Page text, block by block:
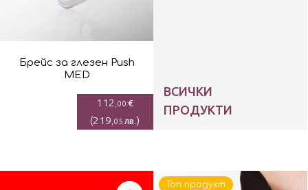
Брейс за глезен Push
MED
112 ,00 €
(219 ,05 лв.)
ВСИЧКИ
ПРОДУКТИ
Топ продукт